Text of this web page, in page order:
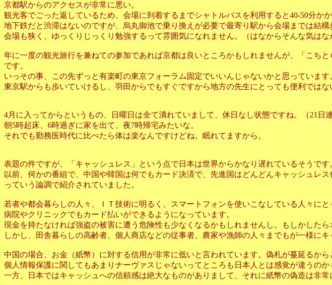
京都駅からのアクセスが非常に悪い。
観光客でごった返しているため、会場に到着するまでシャトルバスを利用すると40-50分かか
地下鉄だと渋滞はないのですが、烏丸御池で乗り換えが必要で最寄り駅から会場までは結構
会場も狭く、ゆっくりじっくり勉強するって雰囲気になれません。（はなからそんな気はな
年に一度の観光旅行を兼ねての参加であれば京都は良いところかもしれませんが、「こち
です。
いっその事、この先ずっと有楽町の東京フォーラム固定でいいんじゃないかと思っています
東京駅からも歩いていけるし、羽田からでもすぐですから地方の先生にとっても便利ではな
4月に入ってからというもの、日曜日は全て潰れていまして、休日なし状態ですね。（21日
朝5時起床、6時過ぎに家を出て、夜7時帰宅みたいな。
それでも勤務医時代に比べたら体は楽なんですけどね。眠れてますから。
表題の件ですが、「キャッシュレス」という点で日本は世界からかなり遅れているそうです
以前、何かの番組で、中国や韓国は何でもカード決済で、先進国はどんどんキャッシュレ
っていう論調で紹介されていました。
若者や都会暮らしの人々、ＩＴ技術に明るく、スマートフォンを使いこなしている人々に
病院やクリニックでもカード払いができるようになっています。
現金を持たなければ強盗の被害に遭う危険性も少なくなるかもしれませんし。もしかした
しかし、田舎暮らしの高齢者、個人商店などの従事者、農家や漁師の人々までもが一様に
中国の場合、お金（紙幣）に対する信用が非常に低いと言われています。偽札が蔓延るか
個人情報保護に関してもあまりナーヴァスじゃないってところも日本人とは感覚が違うのか
一方、日本ではキャッシュへの信頼感は絶大なものがありまして、それに紙幣の偽造は非常